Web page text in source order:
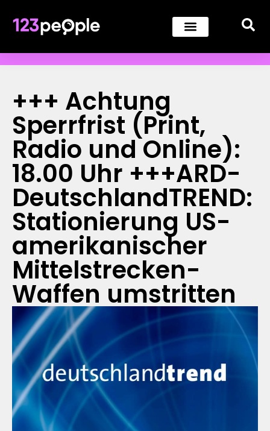
+++ Achtung
Sperrfrist (Print,
Radio und Online):
18.00 Uhr +++ARD-
DeutschlandTREND:
Stationierung US-
amerikanischer
Mittelstrecken-
Waffen umstritten